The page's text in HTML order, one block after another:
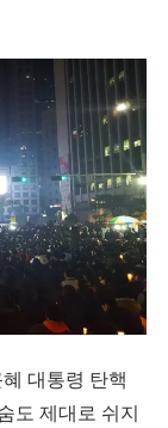
대통령 탄핵
도 제대로 쉬지